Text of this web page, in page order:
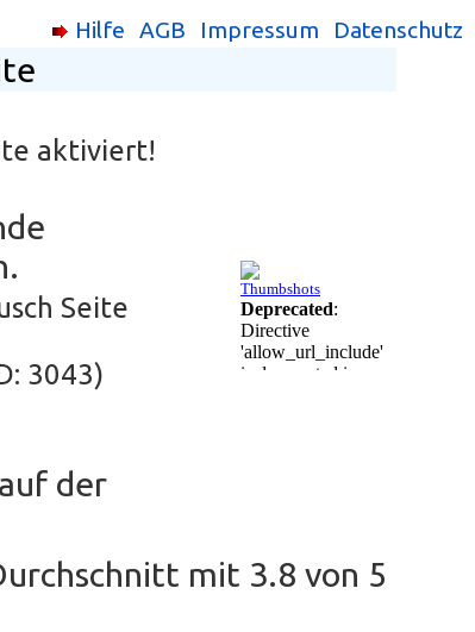
Hilfe AGB Impressum Datenschutz
aktiviert!
Seite
3043)
der
mit 3.8 von 5